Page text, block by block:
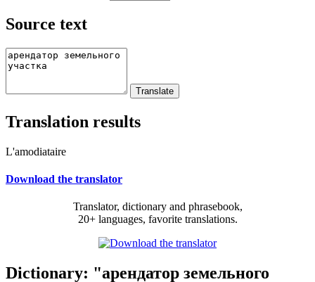
Source text
Translation results
L'amodiataire
Download the translator
Translator, dictionary and phrasebook,
20+ languages, favorite translations.
Dictionary: "арендатор земельного